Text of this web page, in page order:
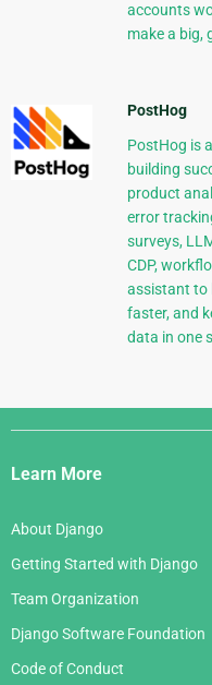
accounts
make a big,
PostHog
PostHog is
building
product
error
surveys,
CDP,
assistant to
faster, and
data in one
Django
Links
Learn More
About Django
Getting Started with Django
Team Organization
Django Software Foundation
Code of Conduct